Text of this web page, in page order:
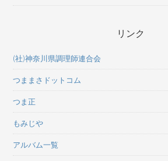
リンク
(社)神奈川県調理師連合会
つままさドットコム
つま正
もみじや
アルバム一覧